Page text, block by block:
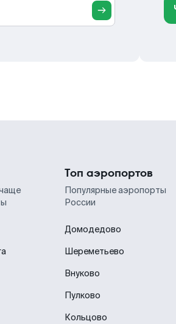
Топ аэропортов
Популярные аэропорты
России
Домодедово
Шереметьево
Внуково
Пулково
Кольцово